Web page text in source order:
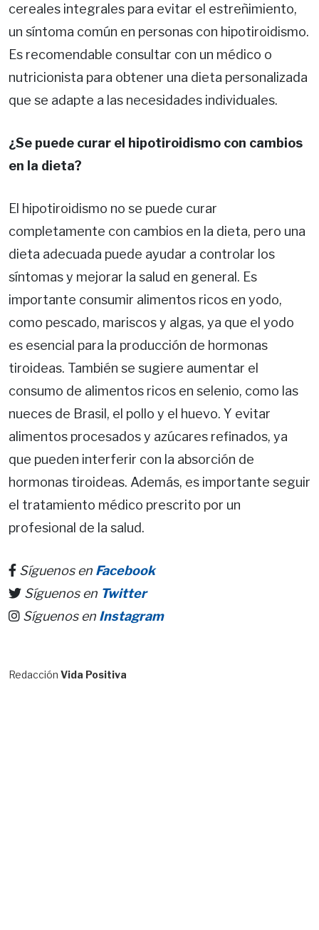
cereales integrales para evitar el estreñimiento,
un síntoma común en personas con hipotiroidismo.
Es recomendable consultar con un médico o
nutricionista para obtener una dieta personalizada
que se adapte a las necesidades individuales.
¿Se puede curar el hipotiroidismo con cambios
en la dieta?
El hipotiroidismo no se puede curar
completamente con cambios en la dieta, pero una
dieta adecuada puede ayudar a controlar los
síntomas y mejorar la salud en general. Es
importante consumir alimentos ricos en yodo,
como pescado, mariscos y algas, ya que el yodo
es esencial para la producción de hormonas
tiroideas. También se sugiere aumentar el
consumo de alimentos ricos en selenio, como las
nueces de Brasil, el pollo y el huevo. Y evitar
alimentos procesados y azúcares refinados, ya
que pueden interferir con la absorción de
hormonas tiroideas. Además, es importante seguir
el tratamiento médico prescrito por un
profesional de la salud.
Síguenos en Facebook
Síguenos en Twitter
Síguenos en Instagram
Redacción Vida Positiva